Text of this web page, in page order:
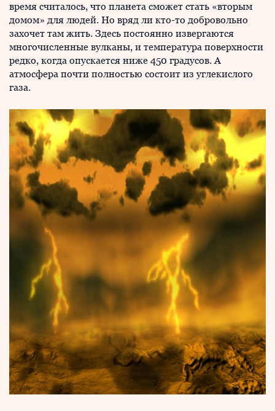
время считалось, что планета сможет стать «вторым
домом» для людей. Но вряд ли кто-то добровольно
захочет там жить. Здесь постоянно извергаются
многочисленные вулканы, и температура поверхности
редко, когда опускается ниже 450 градусов. А
атмосфера почти полностью состоит из углекислого
газа.